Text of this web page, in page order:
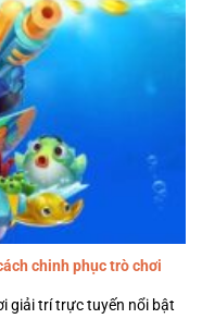
chinh phục trò chơi
giải trí trực tuyến nổi bật